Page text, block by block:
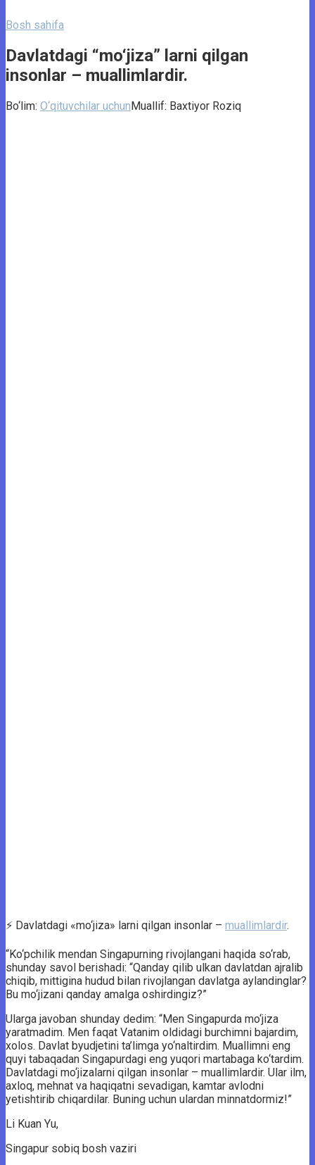
Bosh sahifa
Davlatdagi “mo‘jiza” larni qilgan
insonlar – muallimlardir.
Bo‘lim: O‘qituvchilar uchunMuallif: Baxtiyor Roziq
⚡️ Davlatdagi «mo‘jiza» larni qilgan insonlar – muallimlardir.
​​“Ko‘pchilik mendan Singapurning rivojlangani haqida so‘rab,
shunday savol berishadi: “Qanday qilib ulkan davlatdan ajralib
chiqib, mittigina hudud bilan rivojlangan davlatga aylandinglar?
Bu mo‘jizani qanday amalga oshirdingiz?”
Ularga javoban shunday dedim: “Men Singapurda mo‘jiza
yaratmadim. Men faqat Vatanim oldidagi burchimni bajardim,
xolos. Davlat byudjetini ta’limga yo‘naltirdim. Muallimni eng
quyi tabaqadan Singapurdagi eng yuqori martabaga ko‘tardim.
Davlatdagi mo‘jizalarni qilgan insonlar – muallimlardir. Ular ilm,
axloq, mehnat va haqiqatni sevadigan, kamtar avlodni
yetishtirib chiqardilar. Buning uchun ulardan minnatdormiz!”
Li Kuan Yu,
Singapur sobiq bosh vaziri